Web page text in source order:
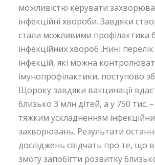
можливістю керувати
інфекційні хвороби. Завдяки
стали можливими профілактика
інфекційних хвороб .Нині
інфекцій, які можна
імунопрофілактики, поступово
Щороку завдяки вакцинації
близько 3 млн дітей, а у 750 тис. –
тяжким ускладненням
захворювань. Результати
досліджень свідчать про те, що
змогу запобігти розвитку